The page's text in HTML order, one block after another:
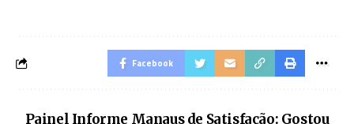
Facebook
Painel Informe Manaus de Satisfação: Gostou